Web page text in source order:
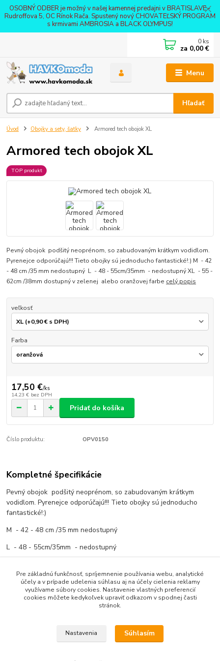
OSOBNÝ ODBER je možný v našej kamennej predajni v BRATISLAVE -
Rudroffova 5, OC Rínok Rača. Spustený nový CHOVATEĽSKÝ PROGRAM
s krmivami AMBROSIA a BLACK OLYMPUS!
Menu
Hľadať
0 ks
za 0,00 €
Úvod Obojky a sety, šatky Armored tech obojok XL
Armored tech obojok XL
TOP produkt
Pevný obojok podšitý neoprénom, so zabudovaným krátkym vodidlom.
Pyrenejce odporúčajú!!! Tieto obojky sú jednoducho fantastické!:) M - 42
- 48 cm /35 mm nedostupný L - 48 - 55cm/35mm - nedostupný XL - 55 -
62cm /38mm dostupný v zelenej alebo oranžovej farbe celý popis
veľkosť
Farba
17,50 €/ks
14,23 € bez DPH
Pridať do košíka
Číslo produktu: OPV0150
Kompletné špecifikácie
Pevný obojok podšitý neoprénom, so zabudovaným krátkym
vodidlom. Pyrenejce odporúčajú!!! Tieto obojky sú jednoducho
fantastické!:)
M - 42 - 48 cm /35 mm nedostupný
L - 48 - 55cm/35mm - nedostupný
Tovar zaradený v kategóriách
Pre základnú funkčnosť, spríjemnenie používania webu, analytické
účely a v prípade udelenia súhlasu aj na účely cielenia reklamy
využívame súbory cookies. Nastavenie vlastných preferencií
cookies môžete kedykoľvek upraviť odkazom v spodnej časti
stránok.
Nastavenia Súhlasím